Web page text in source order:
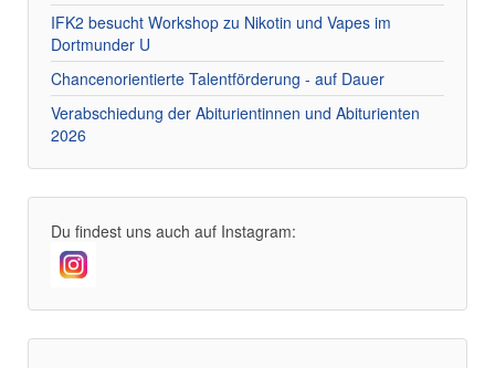
IFK2 besucht Workshop zu Nikotin und Vapes im
Dortmunder U
Chancenorientierte Talentförderung - auf Dauer
Verabschiedung der Abiturientinnen und Abiturienten
2026
Du findest uns auch auf Instagram: